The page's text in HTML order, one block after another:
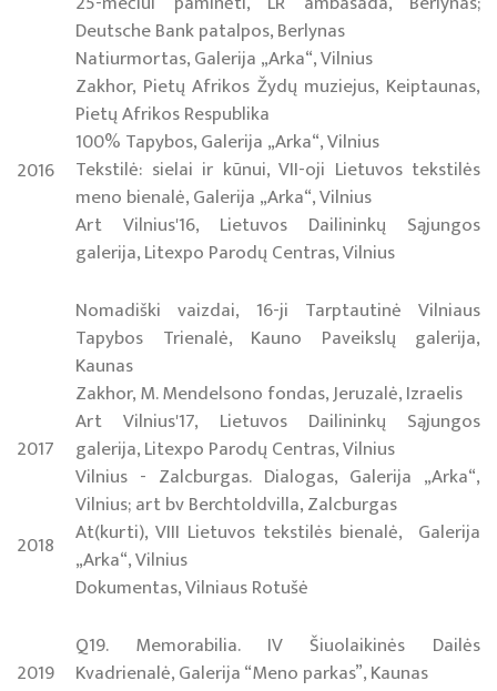
2016
Deutsche Bank patalpos, Berlynas
Natiurmortas, Galerija „Arka“, Vilnius
Zakhor, Pietų Afrikos Žydų muziejus, Keiptaunas,
Pietų Afrikos Respublika
100% Tapybos, Galerija „Arka“, Vilnius
Tekstilė: sielai ir kūnui, VII-oji Lietuvos tekstilės
meno bienalė, Galerija „Arka“, Vilnius
Art Vilnius'16, Lietuvos Dailininkų Sąjungos
galerija, Litexpo Parodų Centras, Vilnius
Nomadiški vaizdai, 16-ji Tarptautinė Vilniaus
Tapybos Trienalė, Kauno Paveikslų galerija,
Kaunas
2017
Zakhor, M. Mendelsono fondas, Jeruzalė, Izraelis
Art Vilnius'17, Lietuvos Dailininkų Sąjungos
galerija, Litexpo Parodų Centras, Vilnius
Vilnius - Zalcburgas. Dialogas, Galerija „Arka“,
Vilnius; art bv Berchtoldvilla, Zalcburgas
2018
At(kurti), VIII Lietuvos tekstilės bienalė, Galerija
„Arka“, Vilnius
2019
Dokumentas, Vilniaus Rotušė
Q19. Memorabilia. IV Šiuolaikinės Dailės
Kvadrienalė, Galerija “Meno parkas”, Kaunas